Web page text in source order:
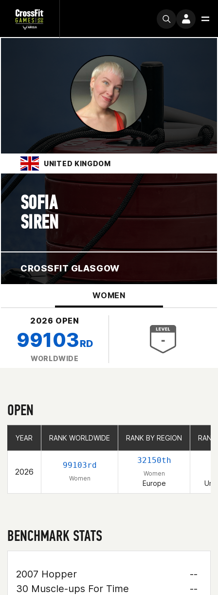
UNITED KINGDOM
SOFIA
SIREN
CROSSFIT GLASGOW
WOMEN
2026 OPEN
99103RD
WORLDWIDE
OPEN
YEAR RANK WORLDWIDE RANK BY REGION
2026
99103rd
Women
32150th
Women
Europe
YEAR RANK WORLDWIDE RANK BY REGION
BENCHMARK STATS
2007 Hopper
--
30 Muscle-ups For Time
--